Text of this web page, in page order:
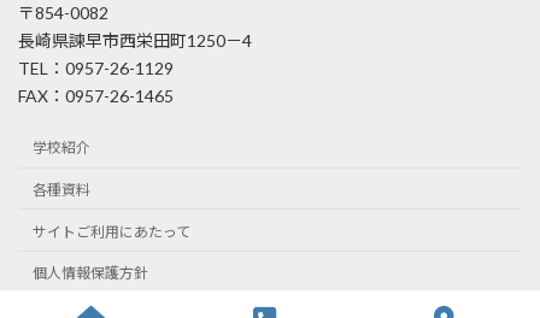
〒854-0082
長崎県諫早市西栄田町1250－4
TEL：0957-26-1129
FAX：0957-26-1465
学校紹介
各種資料
サイトご利用にあたって
個人情報保護方針